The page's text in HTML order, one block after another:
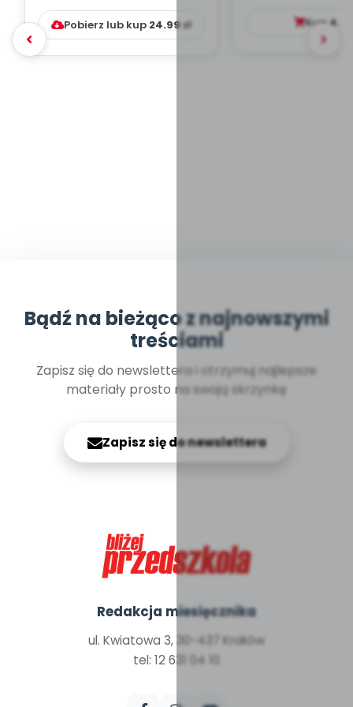
DYDAKTYC...
Pobierz lub kup 24.99zł Kup
Bądź na bieżąco z najnowszymi
treściami
Zapisz się do newslettera i otrzymuj najlepsze
materiały prosto na swoją skrzynkę
Zapisz się do newslettera
Redakcja miesięcznika
ul. Kwiatowa 3, 30-437 Kraków
tel: 12 631 04 10